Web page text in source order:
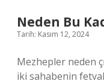
Neden Bu
Tarih: Kasım 12, 2024
Mezhepler neden
iki sahabenin